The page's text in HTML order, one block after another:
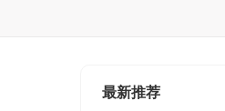
最新推荐